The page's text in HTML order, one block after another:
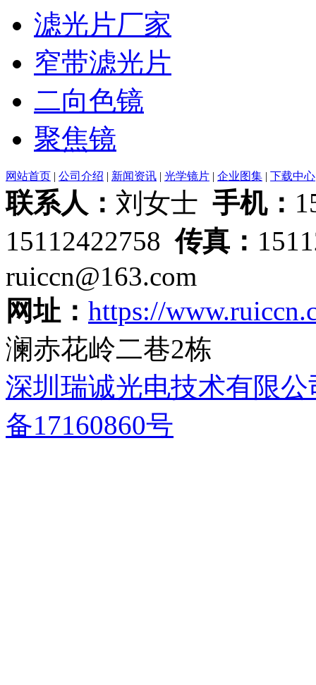
滤光片厂家
窄带滤光片
二向色镜
聚焦镜
网站首页 | 公司介绍 | 新闻资讯 | 光学镜片 | 企业图集 | 下载中心
联系人： 刘女士 手机：
15112422758传真：
ruiccn@163.com
网址： https://
澜赤花岭二巷2栋
深圳瑞诚光电技术有限公
备17160860号